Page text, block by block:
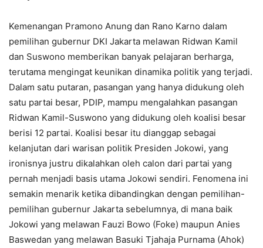
Kemenangan Pramono Anung dan Rano Karno dalam
pemilihan gubernur DKI Jakarta melawan Ridwan Kamil
dan Suswono memberikan banyak pelajaran berharga,
terutama mengingat keunikan dinamika politik yang terjadi.
Dalam satu putaran, pasangan yang hanya didukung oleh
satu partai besar, PDIP, mampu mengalahkan pasangan
Ridwan Kamil-Suswono yang didukung oleh koalisi besar
berisi 12 partai. Koalisi besar itu dianggap sebagai
kelanjutan dari warisan politik Presiden Jokowi, yang
ironisnya justru dikalahkan oleh calon dari partai yang
pernah menjadi basis utama Jokowi sendiri. Fenomena ini
semakin menarik ketika dibandingkan dengan pemilihan-
pemilihan gubernur Jakarta sebelumnya, di mana baik
Jokowi yang melawan Fauzi Bowo (Foke) maupun Anies
Baswedan yang melawan Basuki Tjahaja Purnama (Ahok)